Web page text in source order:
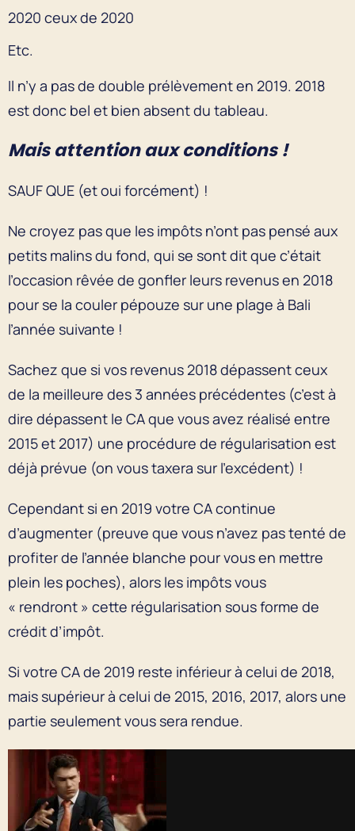
2020 ceux de 2020
Etc.
Il n’y a pas de double prélèvement en 2019. 2018
est donc bel et bien absent du tableau.
Mais attention aux conditions !
SAUF QUE (et oui forcément) !
Ne croyez pas que les impôts n’ont pas pensé aux
petits malins du fond, qui se sont dit que c’était
l’occasion rêvée de gonfler leurs revenus en 2018
pour se la couler pépouze sur une plage à Bali
l’année suivante !
Sachez que si vos revenus 2018 dépassent ceux
de la meilleure des 3 années précédentes (c’est à
dire dépassent le CA que vous avez réalisé entre
2015 et 2017) une procédure de régularisation est
déjà prévue (on vous taxera sur l’excédent) !
Cependant si en 2019 votre CA continue
d’augmenter (preuve que vous n’avez pas tenté de
profiter de l’année blanche pour vous en mettre
plein les poches), alors les impôts vous
« rendront » cette régularisation sous forme de
crédit d’impôt.
Si votre CA de 2019 reste inférieur à celui de 2018,
mais supérieur à celui de 2015, 2016, 2017, alors une
partie seulement vous sera rendue.